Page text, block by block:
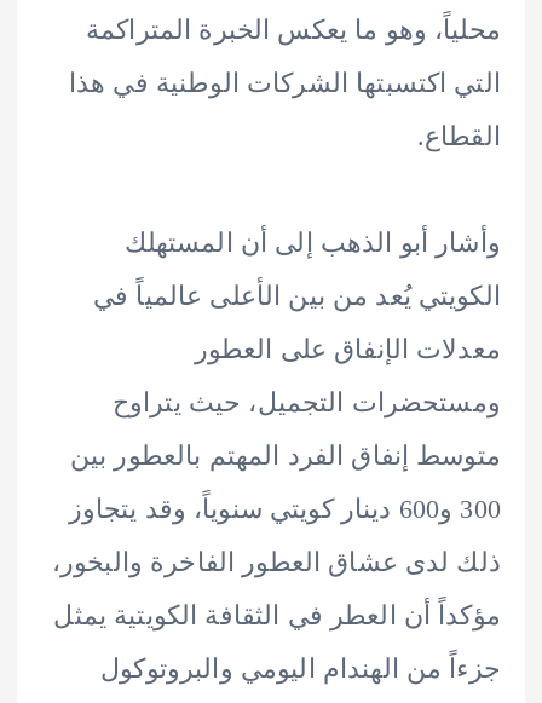
وهو ما يعكس الخبرة المتراكمة
اكتسبتها الشركات الوطنية في هذا
أبو الذهب إلى أن المستهلك
يُعد من بين الأعلى عالمياً في
الإنفاق على العطور
التجميل، حيث يتراوح
إنفاق الفرد المهتم بالعطور بين
300 و600 دينار كويتي سنوياً، وقد يتجاوز
عشاق العطور الفاخرة والبخور،
أن العطر في الثقافة الكويتية يمثل
من الهندام اليومي والبروتوكول